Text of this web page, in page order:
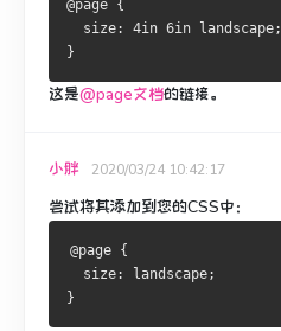
@page {
  size: 4in 6in landscape;
}
这是@page文档的链接。
小胖 2020/03/24 10:42:17
尝试将其添加到您的CSS中：
@page {
  size: landscape;
}